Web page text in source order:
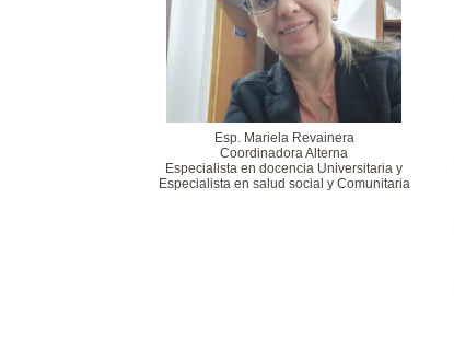
Esp. Mariela Revainera
Coordinadora Alterna
Especialista en docencia Universitaria y
Especialista en salud social y Comunitaria